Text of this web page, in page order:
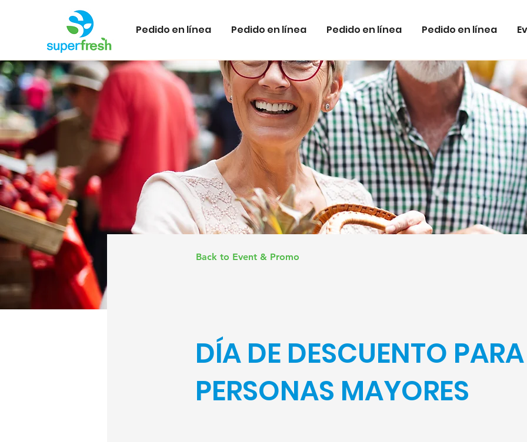
Pedido en línea Pedido en línea Pedido en línea Pedido en línea
Back to Event & Promo
DÍA DE DESCUENTO PARA
PERSONAS MAYORES